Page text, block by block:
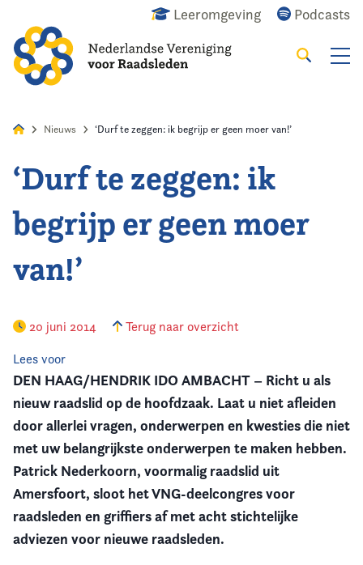
Leeromgeving Podcasts
Zoeken
Home
Agenda
Nieuws
Vereniging
Nieuws ‘Durf te zeggen: ik begrijp er geen moer van!’
‘Durf te zeggen: ik
begrijp er geen moer
van!’
20 juni 2014 Terug naar overzicht
Lees voor
DEN HAAG/HENDRIK IDO AMBACHT – Richt u als
nieuw raadslid op de hoofdzaak. Laat u niet afleiden
door allerlei vragen, onderwerpen en kwesties die niet
met uw belangrijkste onderwerpen te maken hebben.
Patrick Nederkoorn, voormalig raadslid uit
Amersfoort, sloot het VNG-deelcongres voor
raadsleden en griffiers af met acht stichtelijke
adviezen voor nieuwe raadsleden.